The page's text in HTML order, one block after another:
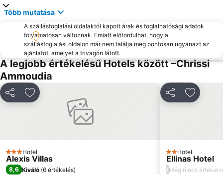
Több mutatása
A szállásfoglalási oldalaktól kapott árak és foglalhatósági adatok
folyamatosan változnak. Emiatt előfordulhat, hogy a
szállásfoglalási oldalon már nem találja meg pontosan ugyanazt az
ajánlatot, amelyet a trivagón látott.
A legjobb értékelésű Hotels között –Chrissi
Ammoudia
MegosztásHozzáadás a kedvencekhez
3 Kategória
Hotel
Alexis Villas
8,6 Kiváló (6 értékelés)
Megosztás
2 Kategória
Hotel
Ellinas Hotel
/Még nincs